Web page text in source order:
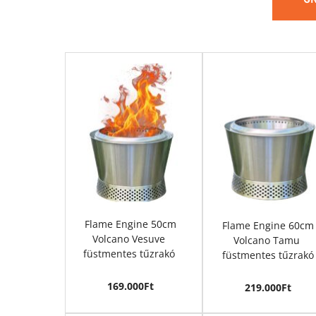
Flame Engine 50cm
Volcano Vesuve
füstmentes tűzrakó
169.000Ft
Flame Engine 60cm
Volcano Tamu
füstmentes tűzrakó
219.000Ft